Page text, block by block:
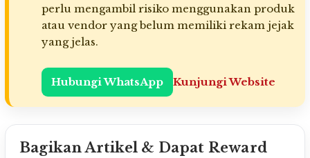
perlu mengambil risiko menggunakan produk
atau vendor yang belum memiliki rekam jejak
yang jelas.
Hubungi WhatsApp Kunjungi Website
Bagikan Artikel & Dapat Reward